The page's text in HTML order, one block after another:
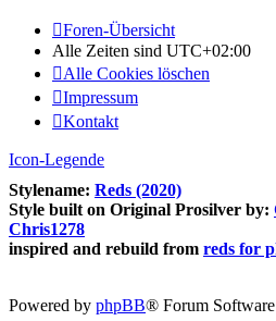
Foren-Übersicht
Alle Zeiten sind UTC+02:00
Alle Cookies löschen
Impressum
Kontakt
Icon-Legende
Stylename: Reds (2020)
Style built on Original Prosilver by:
Chris1278
inspired and rebuild from reds for
Powered by phpBB® Forum